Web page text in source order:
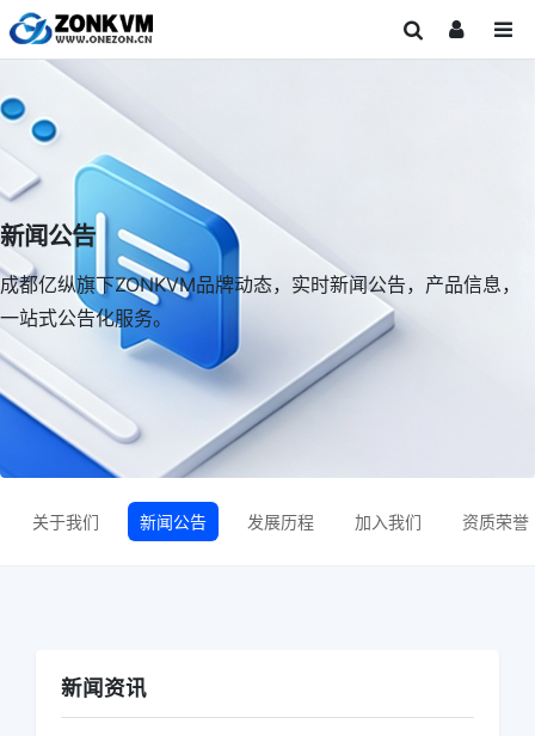
新闻公告
成都亿纵旗下ZONKVM品牌动态，实时新闻公告，产品信息，
一站式公告化服务。
关于我们 新闻公告 发展历程 加入我们 资质荣誉
新闻资讯